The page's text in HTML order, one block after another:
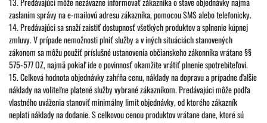
zaslaním správy na e-mailovú adresu zákazníka, pomocou SMS alebo telefonicky.
14. Predávajúci sa snaží zaistiť dostupnosť všetkých produktov a splnenie kúpnej
zmluvy. V prípade nemožnosti plniť služby a v iných situáciách stanovených
zákonom sa môžu použiť príslušné ustanovenia občianskeho zákonníka vrátane §§
575-577 OZ, najmä pokiaľ ide o povinnosť okamžite vrátiť plnenie spotrebiteľovi.
15. Celková hodnota objednávky zahŕňa cenu, náklady na dopravu a prípadne ďalšie
náklady na voliteľne platené služby vybrané zákazníkom. Predávajúci môže podľa
vlastného uváženia stanoviť minimálny limit objednávky, od ktorého zákazník
neplatí náklady na dodanie. S celkovou cenou produktov vrátane dane, ktoré sú